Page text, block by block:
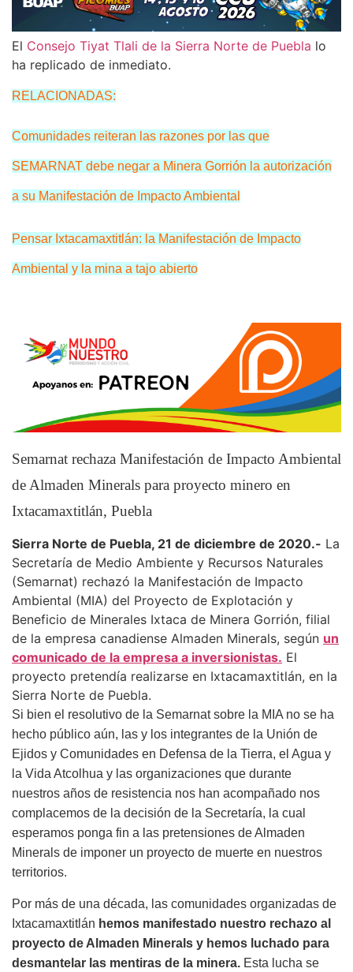
El Consejo Tiyat Tlali de la Sierra Norte de Puebla lo
ha replicado de inmediato.
RELACIONADAS:
Comunidades reiteran las razones por las que
SEMARNAT debe negar a Minera Gorrión la autorización
a su Manifestación de Impacto Ambienta
Pensar Ixtacamaxtitlán: la Manifestación de Impacto
Ambiental y la mina a tajo abierto
Semarnat rechaza Manifestación de Impacto Ambiental
de Almaden Minerals para proyecto minero en
Ixtacamaxtitlán, Puebla
Sierra Norte de Puebla, 21 de diciembre de 2020.- La
Secretaría de Medio Ambiente y Recursos Naturales
(Semarnat) rechazó la Manifestación de Impacto
Ambiental (MIA) del Proyecto de Explotación y
Beneficio de Minerales Ixtaca de Minera Gorrión, filial
de la empresa canadiense Almaden Minerals, según un
comunicado de la empresa a inversionistas. El
proyecto pretendía realizarse en Ixtacamaxtitlán, en la
Sierra Norte de Puebla.
Si bien el resolutivo de la Semarnat sobre la MIA no se ha
hecho público aún, las y los integrantes de la Unión de
Ejidos y Comunidades en Defensa de la Tierra, el Agua y
la Vida Atcolhua y las organizaciones que durante
nuestros años de resistencia nos han acompañado nos
complacemos de la decisión de la Secretaría, la cual
esperamos ponga fin a las pretensiones de Almaden
Minerals de imponer un proyecto de muerte en nuestros
territorios.
Por más de una década, las comunidades organizadas de
Ixtacamaxtitlán hemos manifestado nuestro rechazo al
proyecto de Almaden Minerals y hemos luchado para
desmantelar las mentiras de la minera. Esta lucha se